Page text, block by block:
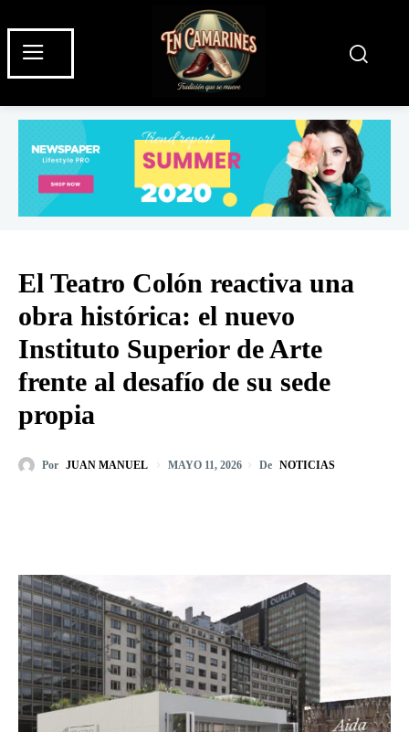
El Teatro Colón reactiva una
obra histórica: el nuevo
Instituto Superior de Arte
frente al desafío de su sede
propia
Por JUAN MANUEL MAYO 11, 2026 De NOTICIAS